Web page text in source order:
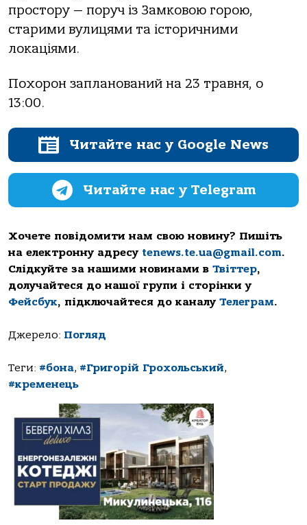
простору — поруч із Замковою горою,
старими вулицями та історичними
локаціями.
Похорон запланований на 23 травня, о
13:00.
Читайте нас у Google News
Читайте нас у Telegram
Хочете повідомити нам свою новину? Пишіть
на електронну адресу tenews.te.ua@gmail.com.
Слідкуйте за нашими новинами в Твіттер,
долучайтеся до нашої групи і сторінки у
Фейсбук, підключайтеся до каналу Телеграм.
Джерело: Погляд
Теги: #бона, #Григорій Грохольський,
#кременець